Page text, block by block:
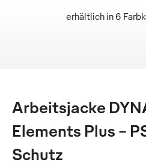
erhältlich in 6
Arbeitsjacke
Elements Plus –
Schutz